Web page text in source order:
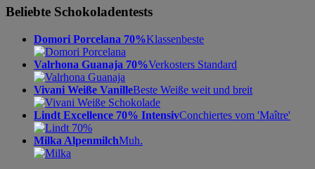
Beliebte Schokoladentests
Domori Porcelana 70%Klassenbeste
Valrhona Guanaja 70%Verkosters Standard
Vivani Weiße VanilleBeste Weiße weit und breit
Lindt Excellence 70% IntensivConchiertes vom 'Maître'
Milka AlpenmilchMuh.